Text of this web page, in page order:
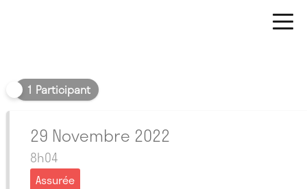
1 Participant
29 Novembre 2022
8h04
Assurée